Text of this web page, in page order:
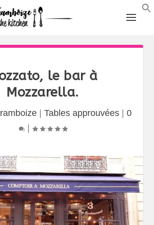
le bar à
Mozzarella.
Tables approuvées
0
|